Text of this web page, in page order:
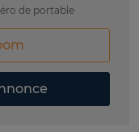
de portable